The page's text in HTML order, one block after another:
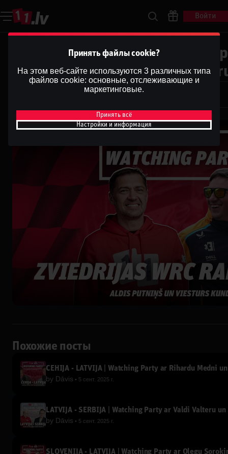
Войти
Zviedrijas WRC Rallija 3.
Party ar Aldi Putniņu un
Похожие посты
ČEHIJA - LATVIJA | Watching Party ar Rihardu Medni
by Dāvis 5 сент. 2025 г.
LATVIJA - SERBIJA | Watching Party ar Valdi Valteru
by Dāvis 5 сент. 2025 г.
SLOVĒNIJA - LATVIJA | Watching Party ar Oļegu
Принять файлы cookie?
На этом веб-сайте используются 3 различных типа
файлов cookie: основные, отслеживающие и
маркетинговые.
Принять всё
Настройки и информация